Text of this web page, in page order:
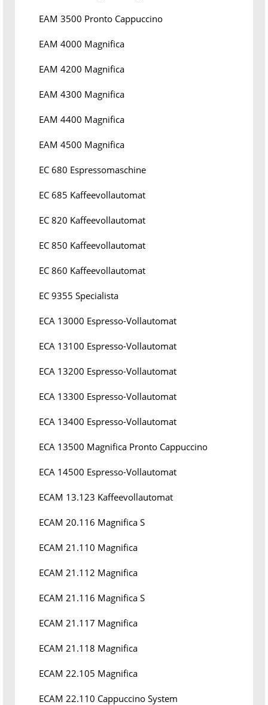
EAM 3500 Pronto Cappuccino
EAM 4000 Magnifica
EAM 4200 Magnifica
EAM 4300 Magnifica
EAM 4400 Magnifica
EAM 4500 Magnifica
EC 680 Espressomaschine
EC 685 Kaffeevollautomat
EC 820 Kaffeevollautomat
EC 850 Kaffeevollautomat
EC 860 Kaffeevollautomat
EC 9355 Specialista
ECA 13000 Espresso-Vollautomat
ECA 13100 Espresso-Vollautomat
ECA 13200 Espresso-Vollautomat
ECA 13300 Espresso-Vollautomat
ECA 13400 Espresso-Vollautomat
ECA 13500 Magnifica Pronto Cappuccino
ECA 14500 Espresso-Vollautomat
ECAM 13.123 Kaffeevollautomat
ECAM 20.116 Magnifica S
ECAM 21.110 Magnifica
ECAM 21.112 Magnifica
ECAM 21.116 Magnifica S
ECAM 21.117 Magnifica
ECAM 21.118 Magnifica
ECAM 22.105 Magnifica
ECAM 22.110 Cappuccino System